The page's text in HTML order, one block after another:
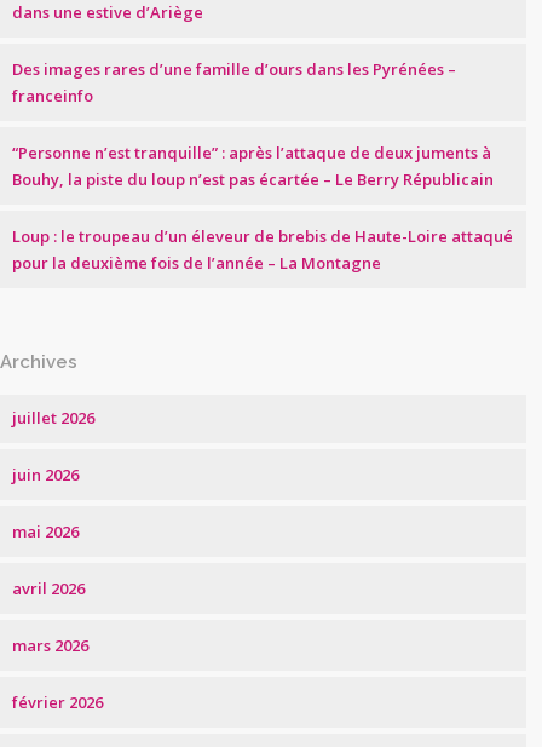
dans une estive d’Ariège
Des images rares d’une famille d’ours dans les Pyrénées –
franceinfo
“Personne n’est tranquille” : après l’attaque de deux juments à
Bouhy, la piste du loup n’est pas écartée – Le Berry Républicain
Loup : le troupeau d’un éleveur de brebis de Haute-Loire attaqué
pour la deuxième fois de l’année – La Montagne
Archives
juillet 2026
juin 2026
mai 2026
avril 2026
mars 2026
février 2026